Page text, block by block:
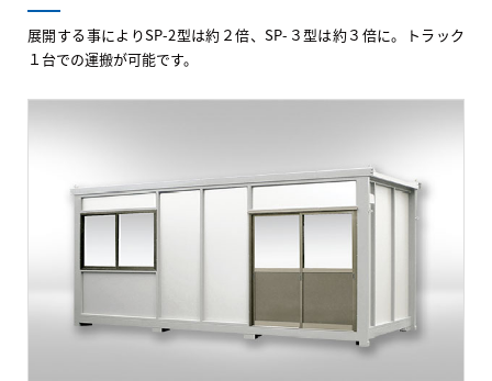
展開する事によりSP-2型は約２倍、SP-３型は約３倍に。トラック
１台での運搬が可能です。